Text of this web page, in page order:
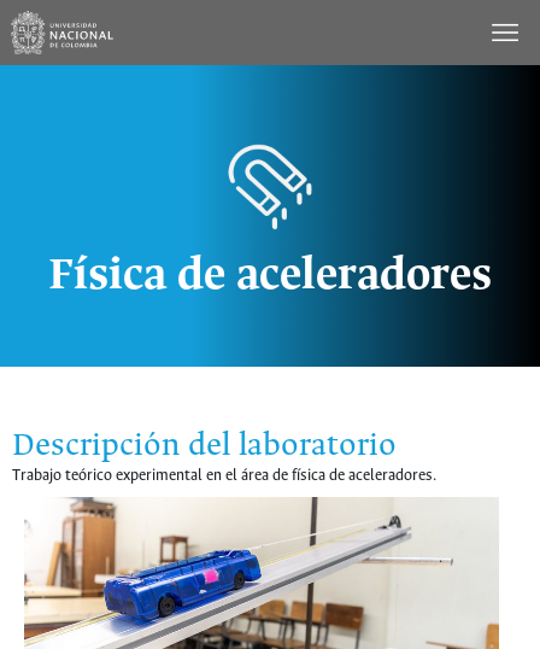
Saltar
contenido
Física de aceleradores
Descripción del laboratorio
Trabajo teórico experimental en el área de física de aceleradores.